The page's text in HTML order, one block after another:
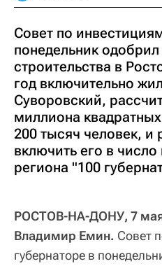
Совет по
понедельник одобрил
строительства в
год включительно
Суворовский,
миллиона
200 тысяч человек, и
включить его в
региона "100
РОСТОВ-НА-ДОНУ, 7
Владимир Емин. Совет
губернаторе в